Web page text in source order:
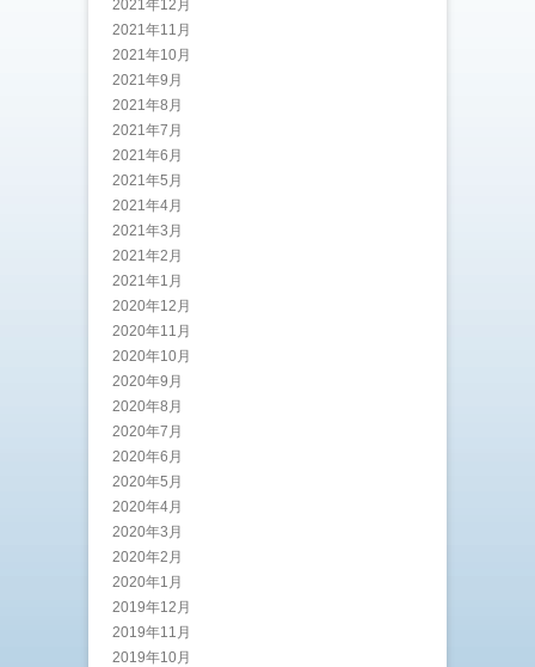
2021年12月
2021年11月
2021年10月
2021年9月
2021年8月
2021年7月
2021年6月
2021年5月
2021年4月
2021年3月
2021年2月
2021年1月
2020年12月
2020年11月
2020年10月
2020年9月
2020年8月
2020年7月
2020年6月
2020年5月
2020年4月
2020年3月
2020年2月
2020年1月
2019年12月
2019年11月
2019年10月